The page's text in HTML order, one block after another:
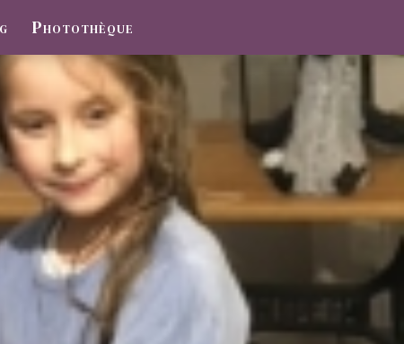
Photothèque